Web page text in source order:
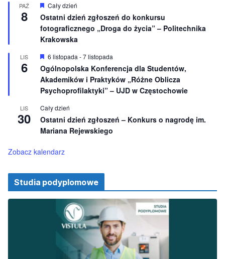
n
o
n
e
PAŹ
8
W
r
ó
ż
n
i
o
n
e
Cały dzień
Ostatni dzień zgłoszeń do konkursu
fotograficznego „Droga do życia” – Politechnika
Krakowska
LIS
6
W
r
ó
ż
n
o
n
e
6 listopada -7 listopada
Ogólnopolska Konferencja dla Studentów,
Akademików i Praktyków „Różne Oblicza
Psychoprofilaktyki” – UJD w Częstochowie
LIS
30
Cały dzień
Ostatni dzień zgłoszeń – Konkurs o nagrodę im.
Mariana Rejewskiego
Zobacz kalendarz
Studia podyplomowe